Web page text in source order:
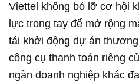
Viettel không bỏ lỡ cơ hội
lực trong tay để mở rộng
tái khởi động dự án
công cụ thanh toán riêng
ngàn doanh nghiệp khác